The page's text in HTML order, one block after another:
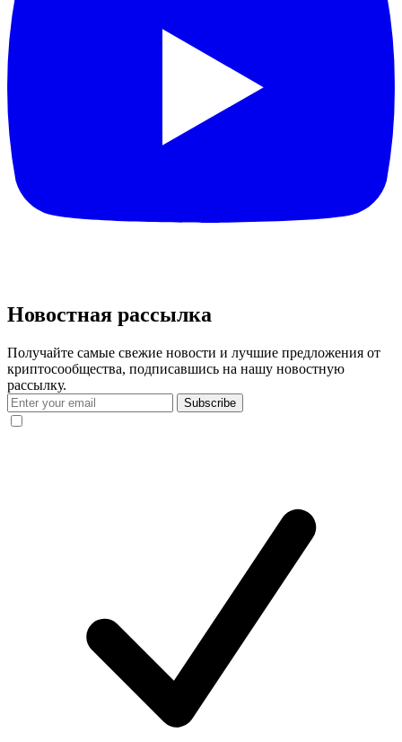
Новостная рассылка
Получайте самые свежие новости и лучшие предложения от
криптосообщества, подписавшись на нашу новостную
рассылку.
Subscribe